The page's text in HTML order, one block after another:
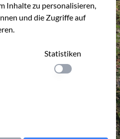
Inhalte zu personalisieren,
und die Zugriffe auf
Statistiken
Einstellung